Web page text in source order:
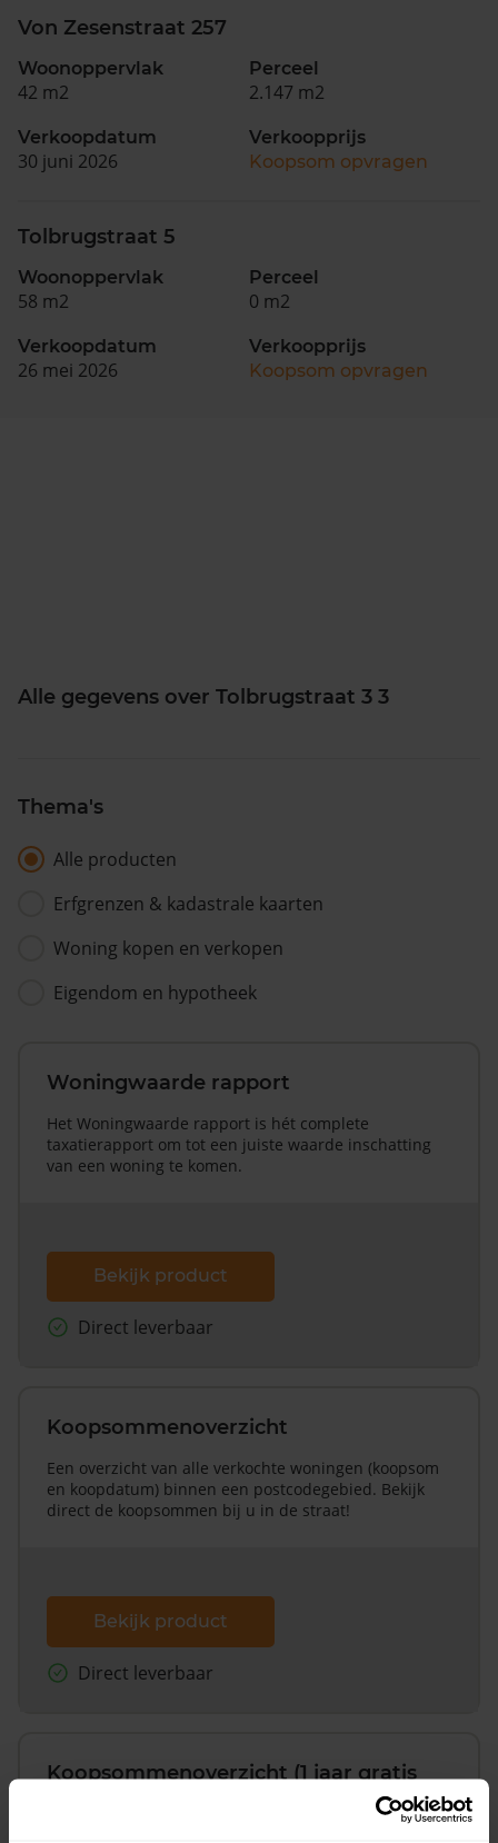
Von Zesenstraat 257
Woonoppervlak
42 m2
Perceel
2.147 m2
Verkoopdatum
30 juni 2026
Verkoopprijs
Koopsom opvragen
Tolbrugstraat 5
Woonoppervlak
58 m2
Perceel
0 m2
Verkoopdatum
26 mei 2026
Verkoopprijs
Koopsom opvragen
Alle gegevens over Tolbrugstraat 3 3
Thema's
Alle producten
Erfgrenzen & kadastrale kaarten
Woning kopen en verkopen
Eigendom en hypotheek
Woningwaarde rapport
Het Woningwaarde rapport is hét complete
taxatierapport om tot een juiste waarde inschatting
van een woning te komen.
Bekijk product
Direct leverbaar
Koopsommenoverzicht
Een overzicht van alle verkochte woningen (koopsom
en koopdatum) binnen een postcodegebied. Bekijk
direct de koopsommen bij u in de straat!
Bekijk product
Direct leverbaar
Koopsommenoverzicht (1 jaar gratis